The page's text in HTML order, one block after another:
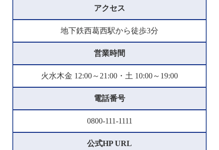
アクセス
地下鉄西葛西駅から徒歩3分
営業時間
火水木金 12:00～21:00・土 10:00～19:00
電話番号
0800-111-1111
公式HP URL